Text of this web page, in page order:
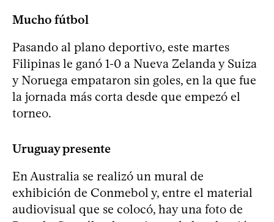
Mucho fútbol
Pasando al plano deportivo, este martes
Filipinas le ganó 1-0 a Nueva Zelanda y Suiza
y Noruega empataron sin goles, en la que fue
la jornada más corta desde que empezó el
torneo.
Uruguay presente
En Australia se realizó un mural de
exhibición de Conmebol y, entre el material
audiovisual que se colocó, hay una foto de